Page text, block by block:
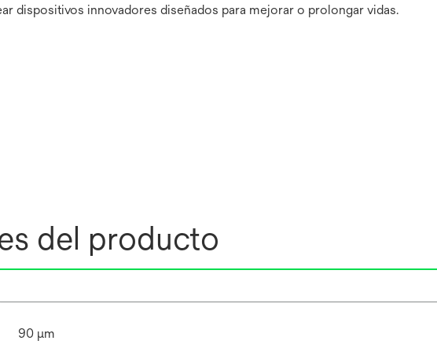
dispositivos innovadores diseñados para mejorar o prolongar vidas.
del producto
90 μm